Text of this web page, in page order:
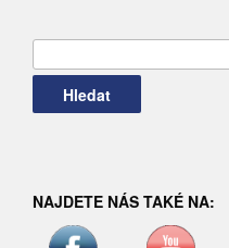
NAJDETE NÁS TAKÉ NA: